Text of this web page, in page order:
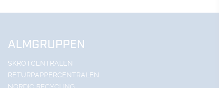
ALMGRUPPEN
SKROTCENTRALEN
RETURPAPPERCENTRALEN